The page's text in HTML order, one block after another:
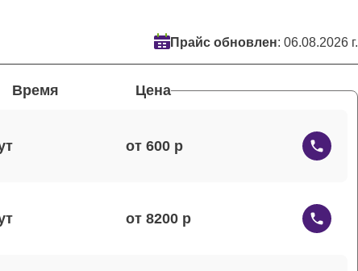
Прайс обновлен: 06.08.2026 г.
Время Цена
от 600
от 8200